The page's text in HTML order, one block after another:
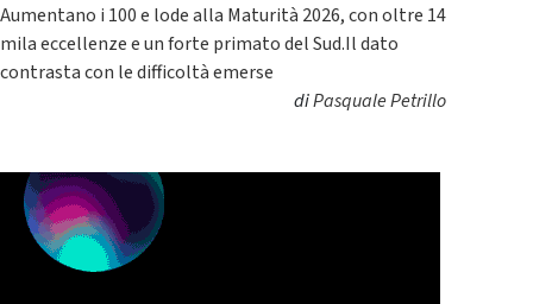
Aumentano i 100 e lode alla Maturità 2026, con oltre 14
mila eccellenze e un forte primato del Sud.Il dato
contrasta con le difficoltà emerse
diPasquale Petrillo